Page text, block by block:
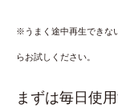
※うまく途中再生できな
らお試しください。
まずは毎日使